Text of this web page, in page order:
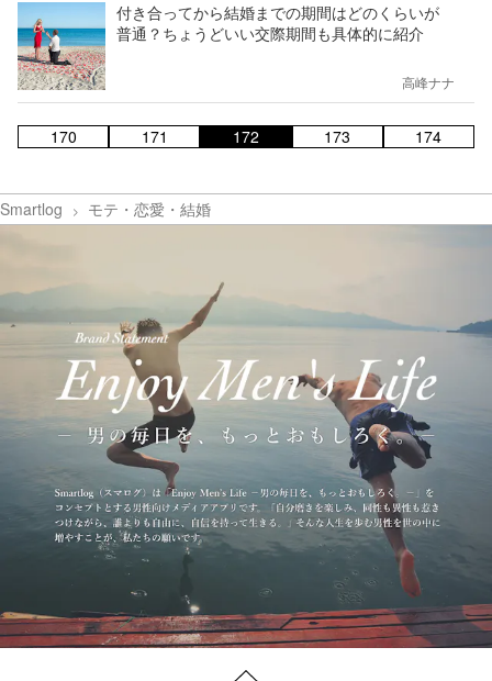
付き合ってから結婚までの期間はどのくらいが
普通？ちょうどいい交際期間も具体的に紹介
高峰ナナ
170 171 172 173 174
Smartlog モテ・恋愛・結婚